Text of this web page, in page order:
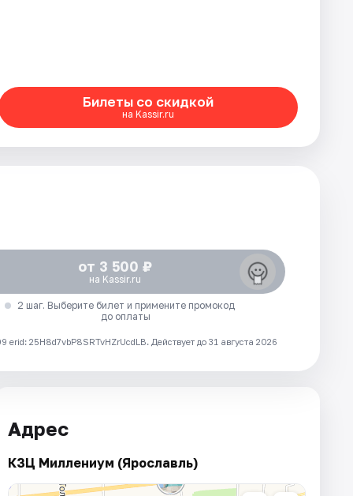
Билеты со скидкой
на Kassir.ru
от 3 500 ₽
на Kassir.ru
2 шаг. Выберите билет и примените промокод
до оплаты
25H8d7vbP8SRTvHZrUcdLB. Действует до 31 августа 2026
Адрес
КЗЦ Миллениум (Ярославль)